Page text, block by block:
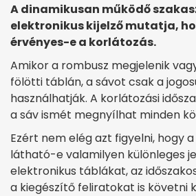
A dinamikusan működő
elektronikus kijelző mutatja,
érvényes-e a korlátozás.
Amikor a rombusz megjelenik
fölötti táblán, a sávot csak a
használhatják. A korlátozási
a sáv ismét megnyílhat minden
Ezért nem elég azt figyelni, hogy
látható-e valamilyen különleges
elektronikus táblákat, az
a kiegészítő feliratokat is követni